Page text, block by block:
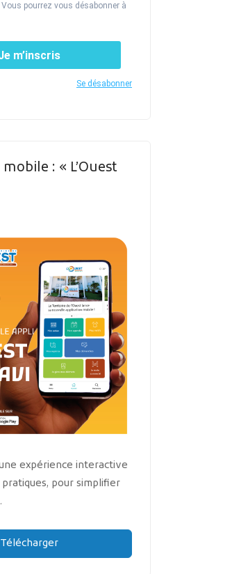
pourrez vous désabonner à
m’inscris
Se désabonner
: « L’Ouest
expérience interactive
pour simplifier
Télécharger